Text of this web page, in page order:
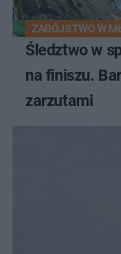
ZABÓJSTWO W
Śledztwo w
na finiszu.
zarzutami